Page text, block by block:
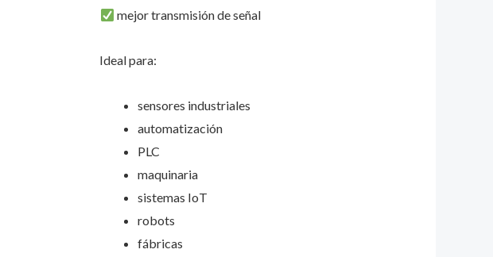
mejor transmisión de señal
Ideal para:
sensores industriales
automatización
PLC
maquinaria
sistemas IoT
robots
fábricas